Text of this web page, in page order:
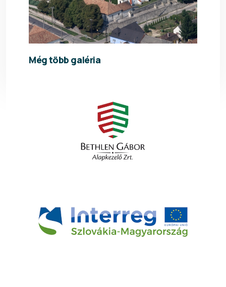
Még több galéria